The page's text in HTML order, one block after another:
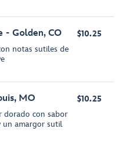
- Golden, CO
notas sutiles de
$10.25
MO
dorado con sabor
un amargor sutil
$10.25